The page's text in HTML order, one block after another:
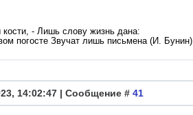
- Лишь слову жизнь дана:
погосте Звучат лишь письмена (И. Бунин)
14:02:47 | Сообщение # 41